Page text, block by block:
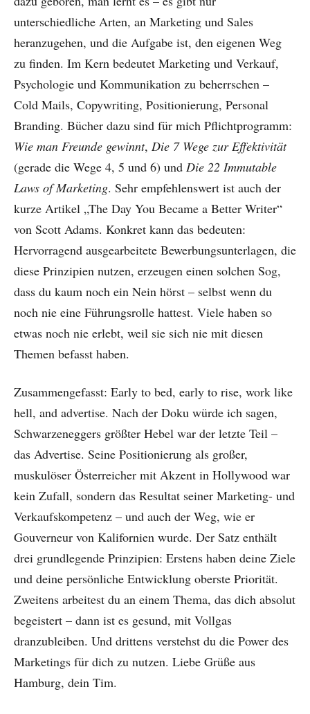
unterschiedliche Arten, an Marketing und Sales
heranzugehen, und die Aufgabe ist, den eigenen Weg
zu finden. Im Kern bedeutet Marketing und Verkauf,
Psychologie und Kommunikation zu beherrschen –
Cold Mails, Copywriting, Positionierung, Personal
Branding. Bücher dazu sind für mich Pflichtprogramm:
Wie man Freunde gewinnt, Die 7 Wege zur Effektivität
(gerade die Wege 4, 5 und 6) und Die 22 Immutable
Laws of Marketing. Sehr empfehlenswert ist auch der
kurze Artikel „The Day You Became a Better Writer“
von Scott Adams. Konkret kann das bedeuten:
Hervorragend ausgearbeitete Bewerbungsunterlagen, die
diese Prinzipien nutzen, erzeugen einen solchen Sog,
dass du kaum noch ein Nein hörst – selbst wenn du
noch nie eine Führungsrolle hattest. Viele haben so
etwas noch nie erlebt, weil sie sich nie mit diesen
Themen befasst haben.
Zusammengefasst: Early to bed, early to rise, work like
hell, and advertise. Nach der Doku würde ich sagen,
Schwarzeneggers größter Hebel war der letzte Teil –
das Advertise. Seine Positionierung als großer,
muskulöser Österreicher mit Akzent in Hollywood war
kein Zufall, sondern das Resultat seiner Marketing- und
Verkaufskompetenz – und auch der Weg, wie er
Gouverneur von Kalifornien wurde. Der Satz enthält
drei grundlegende Prinzipien: Erstens haben deine Ziele
und deine persönliche Entwicklung oberste Priorität.
Zweitens arbeitest du an einem Thema, das dich absolut
begeistert – dann ist es gesund, mit Vollgas
dranzubleiben. Und drittens verstehst du die Power des
Marketings für dich zu nutzen. Liebe Grüße aus
Hamburg, dein Tim.